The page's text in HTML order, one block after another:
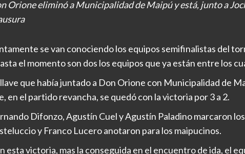
Orione eliminó a Municipalidad de Maipú y está, junto a
se van conociendo los equipos semifinalistas del
el momento son dos los equipos que ya están entre los
que había juntado a Don Orione con Municipalidad de
en el partido revancha, se quedó con la victoria por 3 a 2.
Difonzo, Agustín Cuel y Agustín Paladino marcaron
y Franco Lucero anotaron para los maipucinos.
esta victoria, mas la conseguida en el encuentro de ida, el